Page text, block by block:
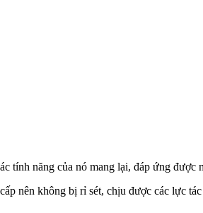
tính năng của nó mang lại, đáp ứng được
nên không bị rỉ sét, chịu được các lực